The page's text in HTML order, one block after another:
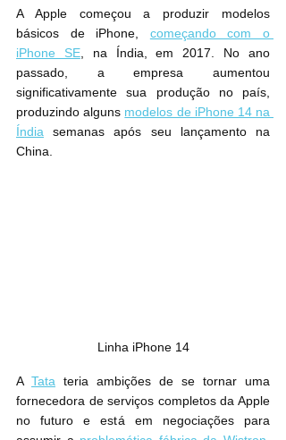
A Apple começou a produzir modelos
começando com o
iPhone SE, na Índia, em 2017. No ano
passado, a empresa aumentou
significativamente sua produção no país,
produzindo alguns modelos de iPhone 14 na
Índia semanas após seu lançamento na
China.
Linha iPhone 14
A Tata teria ambições de se tornar uma
fornecedora de serviços completos da Apple
no futuro e está em negociações para